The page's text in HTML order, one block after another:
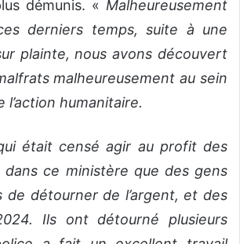
démunis. « Malheureusement
derniers temps, suite à une
plainte, nous avons découvert
malheureusement au sein
l’action humanitaire.
était censé agir au profit des
dans ce ministère que des gens
de détourner de l’argent, et des
Ils ont détourné plusieurs